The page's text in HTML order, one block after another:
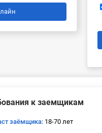
к заемщикам
заёмщика: 18-70 лет